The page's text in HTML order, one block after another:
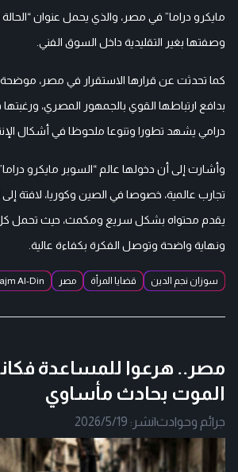
وصفتها بغير التقليدية داخل السوق الفني.
كما تحدثت عن قرارها الاستقرار في مصر،
بدافع ارتباطها القوي بالجمهور المصري،
درامي يشهد تطورا وتنوعا ملحوظا في أشكال
وأشارت إلى أن دخولها عالم “السوبر مايكرو
تجارب عالمية، خصوصا في الصين وكوريا، لافتة إلى
يقدم محتواه بشكل سريع ومكمث، حيث تحمل كل
ونهاية واضحة وتوصل الفكرة بكفاءة عالية.
سوزان نجم الدين قضايا المرأة مصر Al-Din
مصر.. هرعوا للمساعدة
الموت بحادث مأساوي
جرائم وحوادث|نشر: 2026/5/19